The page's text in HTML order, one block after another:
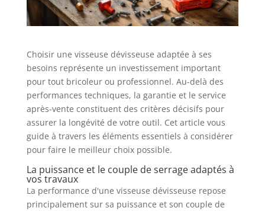
Choisir une visseuse dévisseuse adaptée à ses
besoins représente un investissement important
pour tout bricoleur ou professionnel. Au-delà des
performances techniques, la garantie et le service
après-vente constituent des critères décisifs pour
assurer la longévité de votre outil. Cet article vous
guide à travers les éléments essentiels à considérer
pour faire le meilleur choix possible.
La puissance et le couple de serrage adaptés à
vos travaux
La performance d'une visseuse dévisseuse repose
principalement sur sa puissance et son couple de